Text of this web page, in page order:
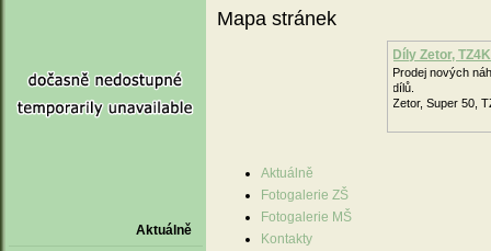
Aktuálně
Mapa stránek
Díly Zetor,
Prodej nových
dílů.
Zetor, Super 50,
Aktuálně
Fotogalerie ZŠ
Fotogalerie MŠ
Kontakty